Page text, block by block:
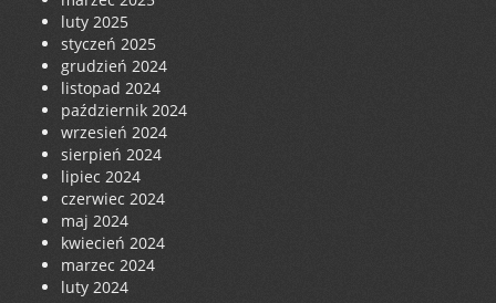
luty 2025
styczeń 2025
grudzień 2024
listopad 2024
październik 2024
wrzesień 2024
sierpień 2024
lipiec 2024
czerwiec 2024
maj 2024
kwiecień 2024
marzec 2024
luty 2024